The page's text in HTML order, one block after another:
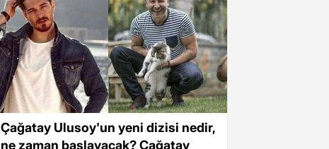
Çağatay Ulusoy'un yeni dizisi nedir,
ne zaman başlayacak? Çağatay